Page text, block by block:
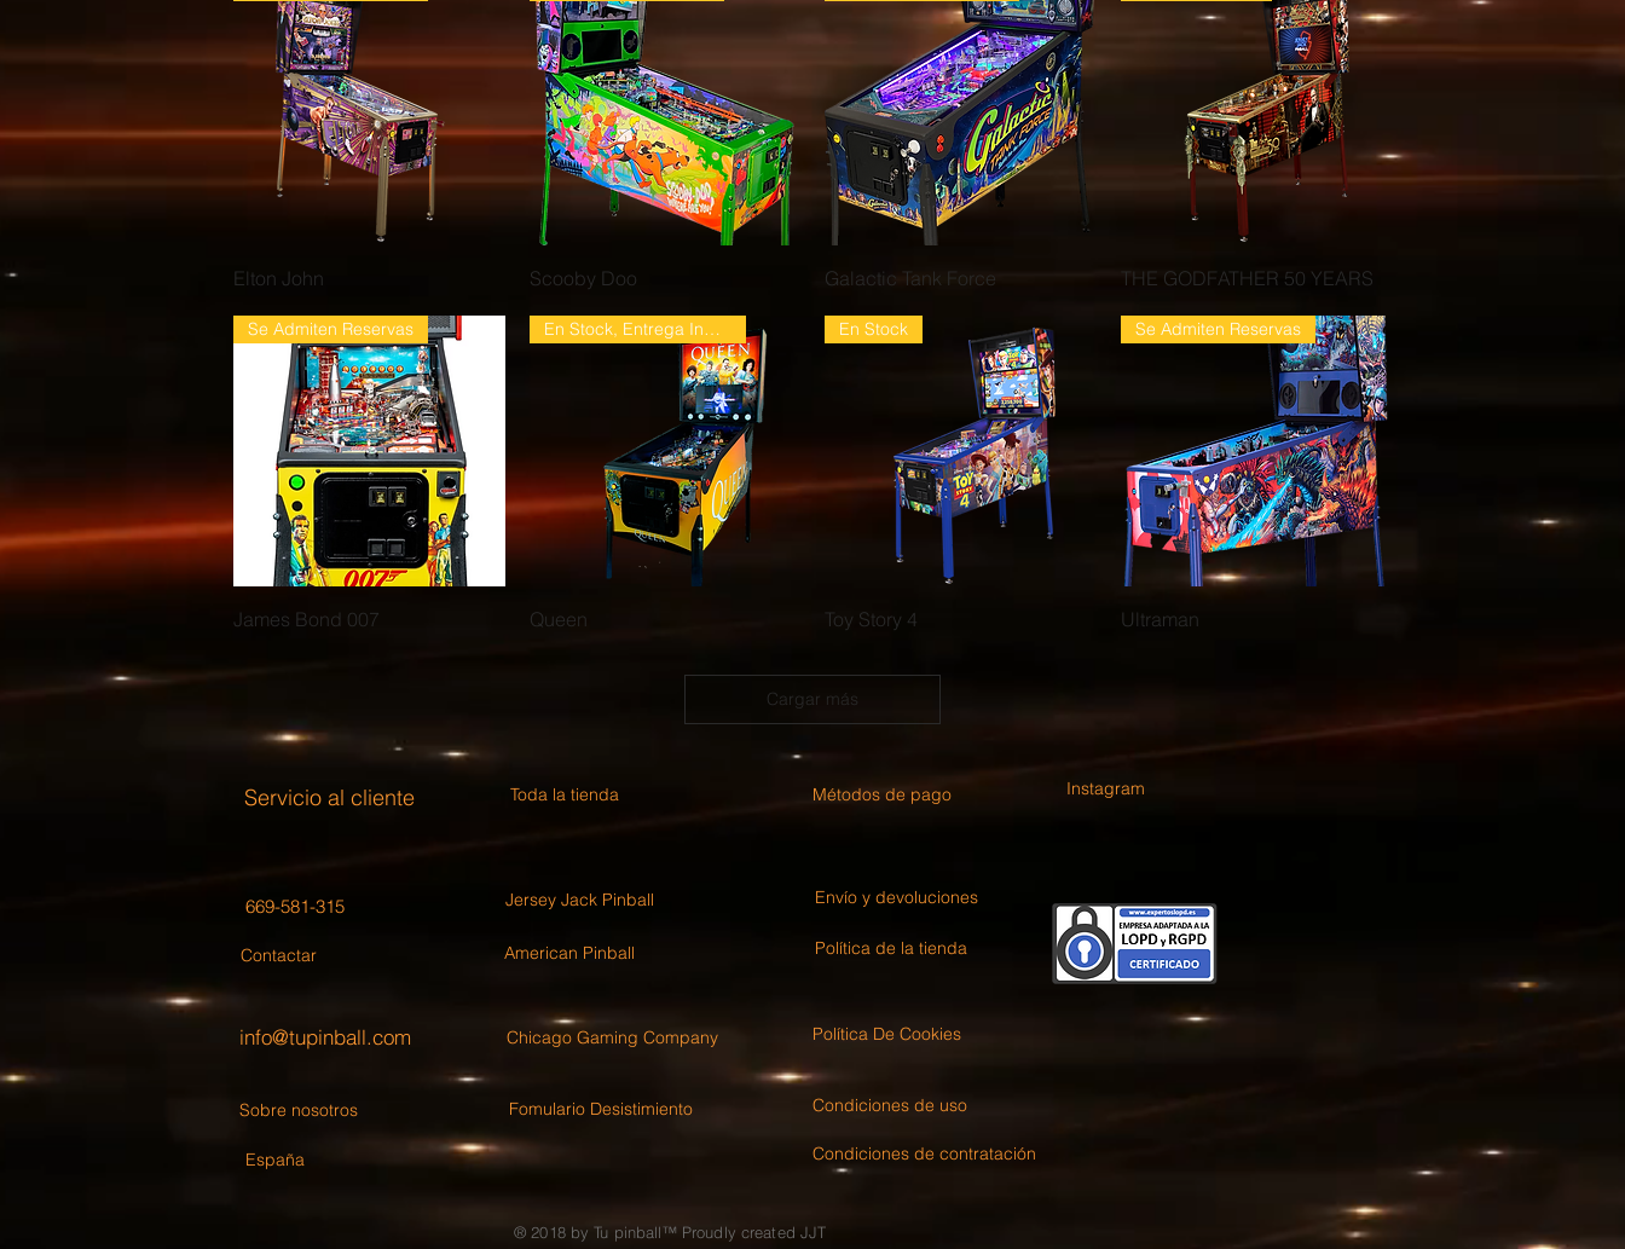
Vista rápida
Elton John Vista rápida
Scooby Doo Vista rápida
Galactic Tank Force Vista rápida
THE GODFATHER 50 YEARS
Vista rápida
Se Admiten Reservas
James Bond 007
En Stock, Entrega Inmediata
Queen Vista rápida
En Stock
Toy Story 4
Se Admiten Reservas
Ultraman
Cargar más
Servicio al cliente Toda la tienda Métodos de pago Instagram
669-581-315
Contactar
info@tupinball.com
Sobre nosotros
Jersey Jack Pinball
American Pinball
Chicago Gaming Company
Fomulario Desistimiento
España
Envío y devoluciones
Política de la tienda
Política De Cookies
Condiciones de uso
Condiciones de contratación
® 2018 by Tu pinball™ Proudly created JJT